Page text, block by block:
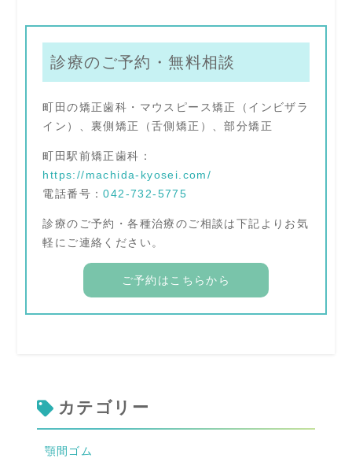
診療のご予約・無料相談
町田の矯正歯科・マウスピース矯正（インビザラ
イン）、裏側矯正（舌側矯正）、部分矯正
町田駅前矯正歯科：
https://machida-kyosei.com/
電話番号：042-732-5775
診療のご予約・各種治療のご相談は下記よりお気
軽にご連絡ください。
ご予約はこちらから
カテゴリー
顎間ゴム